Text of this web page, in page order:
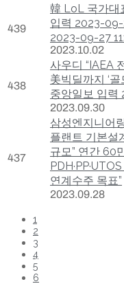
439
韓 LoL 국가대
입력 2023-09-
2023-09-27
2023.10.02
438
사우디 “IAEA
美빅딜까지 ‘
중앙일보 입력
2023.09.30
437
삼성엔지니어
플랜트 기본설
규모” 연간 60
연계수주 목표”
2023.09.28
1
2
3
4
5
6